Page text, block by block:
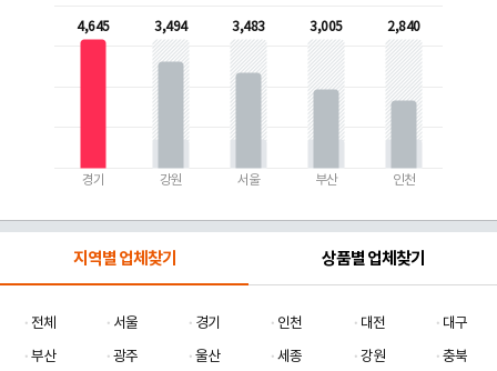
4,645
경기
3,494
강원
3,483
서울
3,005
부산
2,840
인천
지역별 업체찾기 상품별 업체찾기
전체 서울 경기 인천 대전
대구
부산
광주 울산 세종 강원
충북